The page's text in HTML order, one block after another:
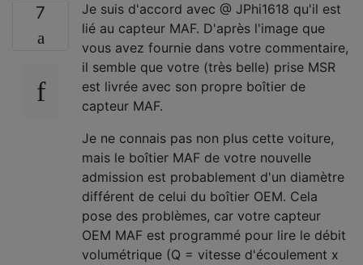
7
Je suis d'accord avec @ JPhi1618 qu'il est
lié au capteur MAF. D'après l'image que
vous avez fournie dans votre commentaire,
il semble que votre (très belle) prise MSR
est livrée avec son propre boîtier de
capteur MAF.
Je ne connais pas non plus cette voiture,
mais le boîtier MAF de votre nouvelle
admission est probablement d'un diamètre
différent de celui du boîtier OEM. Cela
pose des problèmes, car votre capteur
OEM MAF est programmé pour lire le débit
volumétrique (Q = vitesse d'écoulement x